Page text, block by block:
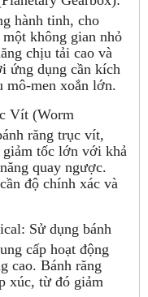
hành tinh, cho
không gian nhỏ
chịu tải cao và
ứng dụng cần kích
mô-men xoắn lớn.
Vít (Worm
răng trục vít,
tốc lớn với khả
quay ngược.
độ chính xác và
Sử dụng bánh
cấp hoạt động
cao. Bánh răng
xúc, từ đó giảm